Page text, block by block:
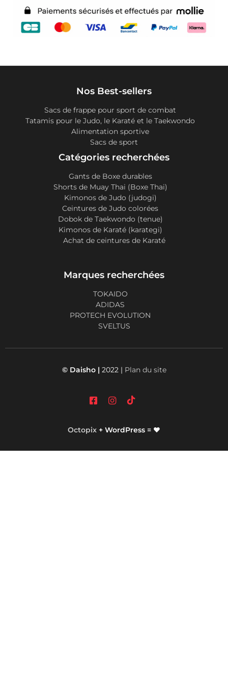
Nos Best-sellers
Sacs de frappe pour sport de combat
Tatamis pour le Judo, le Karaté et le Taekwondo
Alimentation sportive
Sacs de sport
Catégories recherchées
Gants de Boxe durables
Shorts de Muay Thai (Boxe Thai)
Kimonos de Judo (judogi)
Ceintures de Judo colorées
Dobok de Taekwondo (tenue)
Kimonos de Karaté (karategi)
Achat de ceintures de Karaté
Marques recherchées
TOKAIDO
ADIDAS
PROTECH EVOLUTION
SVELTUS
© Daisho | 2022 | Plan du site
Octopix + WordPress = ❤